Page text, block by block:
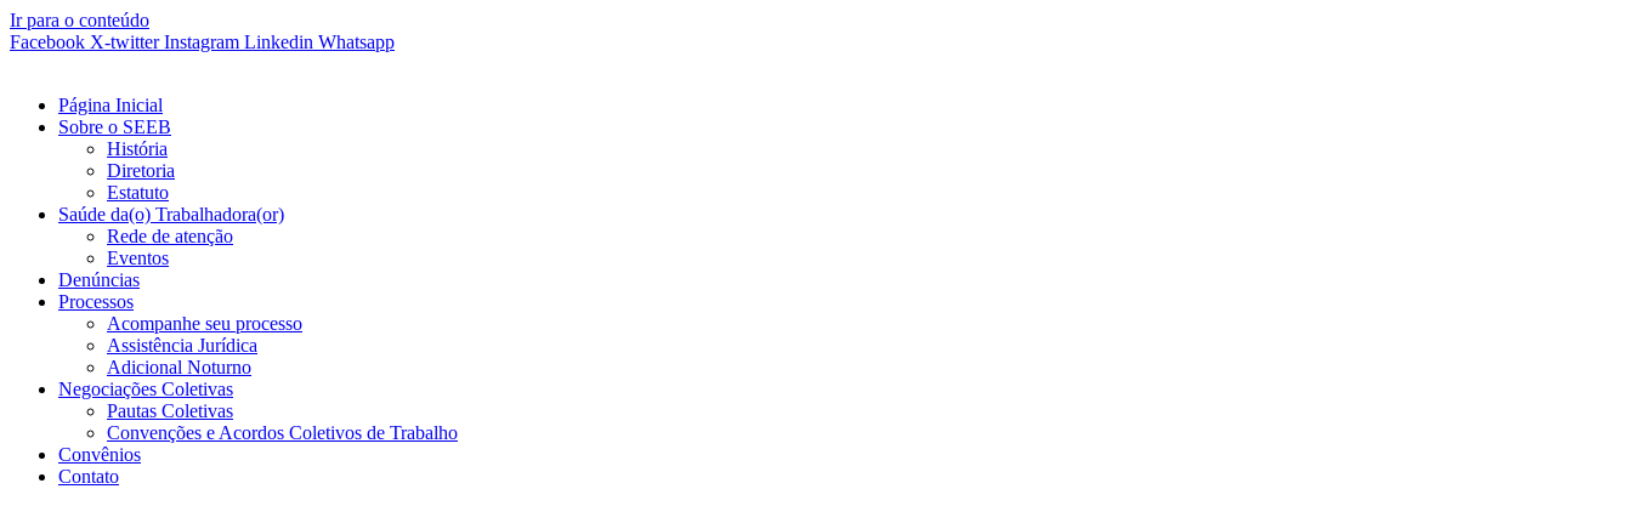
Ir para o conteúdo
Facebook X-twitter Instagram Linkedin Whatsapp
Página Inicial
Sobre o SEEB
História
Diretoria
Estatuto
Saúde da(o) Trabalhadora(or)
Rede de atenção
Eventos
Denúncias
Processos
Acompanhe seu processo
Assistência Jurídica
Adicional Noturno
Negociações Coletivas
Pautas Coletivas
Convenções e Acordos Coletivos de Trabalho
Convênios
Contato